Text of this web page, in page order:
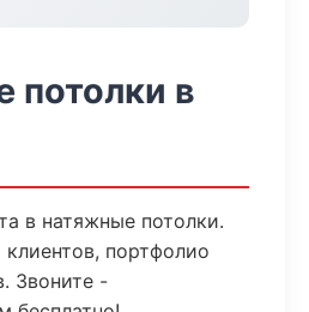
потолки в
в натяжные потолки.
портфолио
Звоните -